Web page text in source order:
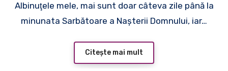
dintre noi!
Albinuţele mele, mai sunt doar câteva zile până la
minunata Sarbătoare a Naşterii Domnului, iar…
Citește mai mult